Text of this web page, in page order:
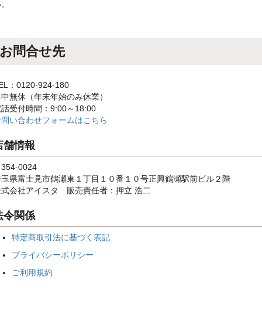
お問合せ先
：0120-924-180
無休（年末年始のみ休業）
受付時間：9:00～18:00
い合わせフォームはこちら
舗情報
0024
県富士見市鶴瀬東１丁目１０番１０号正興鶴瀬駅前ビル２階
会社アイスタ 販売責任者：押立 浩二
令関係
特定商取引法に基づく表記
プライバシーポリシー
ご利用規約